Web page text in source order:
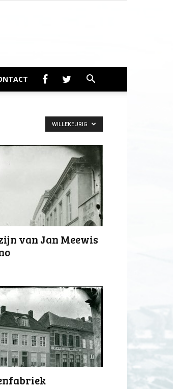
WILLEKEURIG
van Jan Meewis